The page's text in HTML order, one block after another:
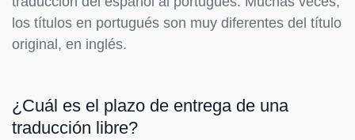
los títulos en portugués son muy diferentes del título
original, en inglés.
¿Cuál es el plazo de entrega de una
traducción libre?